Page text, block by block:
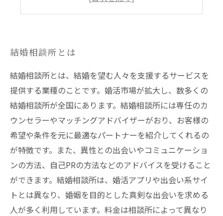
結婚相談所とは
結婚相談所とは、結婚を望む人々を支援するサービスを
提供する業種のことです。婚活市場が拡大し、数多くの
結婚相談所が全国にあります。結婚相談所には専任のカ
ウンセラーやマッチングアドバイザーがおり、お客様の
希望や条件を元に最適なパートナーを紹介してくれるの
が特徴です。また、異性との出会いやコミュニケーショ
ンの方法、自己PRの方法などのアドバイスを受けること
ができます。結婚相談所は、婚活アプリや出会い系サイ
トとは異なり、婚姻を目的とした真剣な出会いを求める
人が多く利用しています。料金は相談所によって異なり